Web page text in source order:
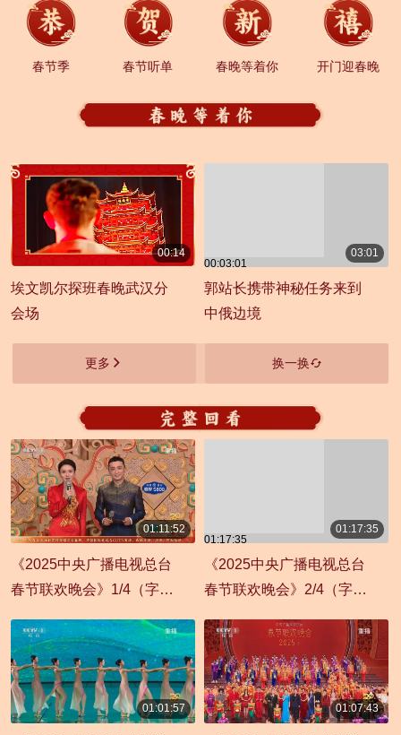
春节季 春节听单 春晚等着你 开门迎春晚
00:14
埃文凯尔探班春晚武汉分
会场
00:03:01
03:01
郭站长携带神秘任务来到
中俄边境
更多 换一换
01:11:52
《2025中央广播电视总台
春节联欢晚会》1/4（字幕
01:17:35
01:17:35
《2025中央广播电视总台
春节联欢晚会》2/4（字幕
01:01:57 01:07:43